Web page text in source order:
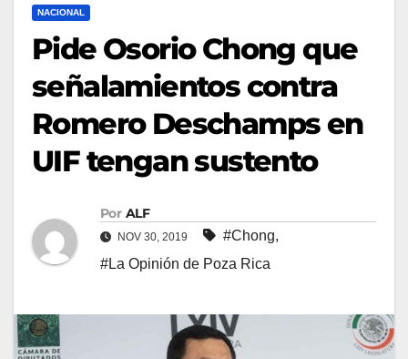
NACIONAL
Pide Osorio Chong que
señalamientos contra
Romero Deschamps en
UIF tengan sustento
Por ALF
NOV 30, 2019 #Chong,
#La Opinión de Poza Rica